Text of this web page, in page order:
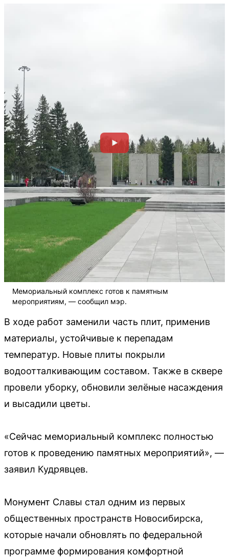
Мемориальный комплекс готов к памятным
мероприятиям, — сообщил мэр.
В ходе работ заменили часть плит, применив
материалы, устойчивые к перепадам
температур. Новые плиты покрыли
водоотталкивающим составом. Также в сквере
провели уборку, обновили зелёные насаждения
и высадили цветы.
«Сейчас мемориальный комплекс полностью
готов к проведению памятных мероприятий», —
заявил Кудрявцев.
Монумент Славы стал одним из первых
общественных пространств Новосибирска,
которые начали обновлять по федеральной
программе формирования комфортной